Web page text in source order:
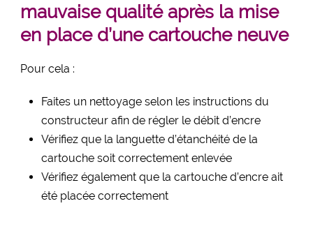
mauvaise qualité après la mise
en place d’une cartouche neuve
Pour cela :
Faites un nettoyage selon les instructions du
constructeur afin de régler le débit d’encre
Vérifiez que la languette d’étanchéité de la
cartouche soit correctement enlevée
Vérifiez également que la cartouche d’encre ait
été placée correctement